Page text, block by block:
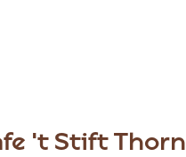
't Stift Thorn